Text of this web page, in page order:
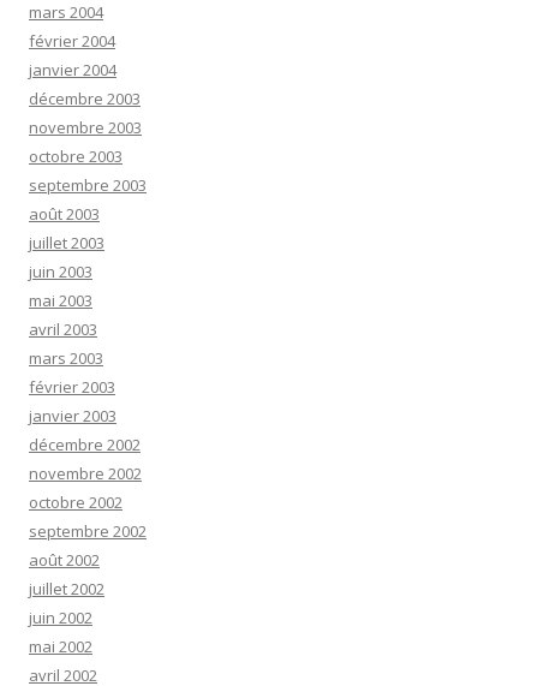
mars 2004
février 2004
janvier 2004
décembre 2003
novembre 2003
octobre 2003
septembre 2003
août 2003
juillet 2003
juin 2003
mai 2003
avril 2003
mars 2003
février 2003
janvier 2003
décembre 2002
novembre 2002
octobre 2002
septembre 2002
août 2002
juillet 2002
juin 2002
mai 2002
avril 2002